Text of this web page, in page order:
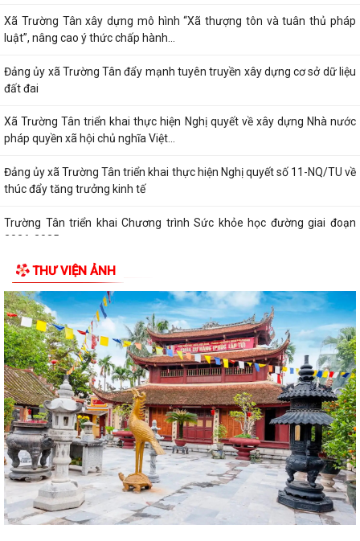
Xã Trường Tân xây dựng mô hình “Xã thượng tôn và tuân thủ pháp
luật”, nâng cao ý thức chấp hành...
Đảng ủy xã Trường Tân đẩy mạnh tuyên truyền xây dựng cơ sở dữ liệu
đất đai
Xã Trường Tân triển khai thực hiện Nghị quyết về xây dựng Nhà nước
pháp quyền xã hội chủ nghĩa Việt...
Đảng ủy xã Trường Tân triển khai thực hiện Nghị quyết số 11-NQ/TU về
thúc đẩy tăng trưởng kinh tế
Trường Tân triển khai Chương trình Sức khỏe học đường giai đoạn
2026-2035
THỦ ĐOẠN LỪA ĐẢO GIẢ DANH CÁN BỘ, NHÂN VIÊN CƠ QUAN BẢO
HIỂM XÃ HỘI (BHXH)
Xã Trường Tân tăng cường phân loại chất thải rắn sinh hoạt tại nguồn,
thúc đẩy chuyển đổi xanh
Phát huy sức mạnh toàn xã hội trong kiểm soát mất cân bằng giới tính
khi sinh
Tăng cường quản lý điểm kinh doanh tự phát, bảo đảm an toàn phòng
cháy tại các chợ
Tăng cường quản lý thuốc bảo vệ thực vật, bảo đảm an toàn sản xuất
nông nghiệp
Sở Giáo dục và Đào tạo Hải Phòng yêu cầu tập trung chuẩn bị đầy đủ
THƯ VIỆN ẢNH